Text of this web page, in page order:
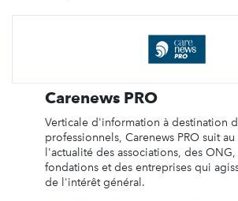
Carenews PRO
Verticale d'information à destination
professionnels, Carenews PRO suit
l'actualité des associations, des
fondations et des entreprises qui
de l'intérêt général.